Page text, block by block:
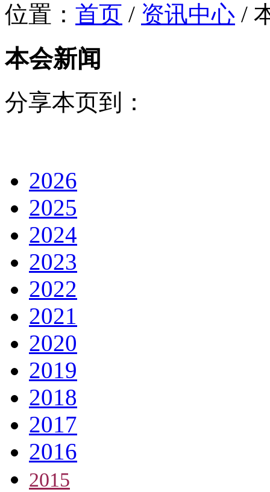
位置： 首页 / 资讯中心 /
本会新闻
分享本页到：
2026
2025
2024
2023
2022
2021
2020
2019
2018
2017
2016
2015